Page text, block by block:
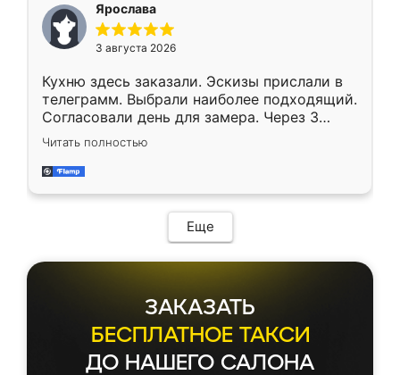
Ярослава
3 августа 2026
Кухню здесь заказали. Эскизы прислали в
телеграмм. Выбрали наиболее подходящий.
Согласовали день для замера. Через 3
недели кухня была уже готова. Остались
довольны работой. Спасибо Ренессанс
мебель за качественную работу!
Читать полностью
Еще
ЗАКАЗАТЬ
БЕСПЛАТНОЕ ТАКСИ
ДО НАШЕГО САЛОНА